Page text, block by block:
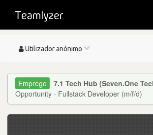
Toggle
Utilizador anónimo
7.1 Tech Hub (Seven.One
Opportunity - Fullstack Developer (m/f/d)